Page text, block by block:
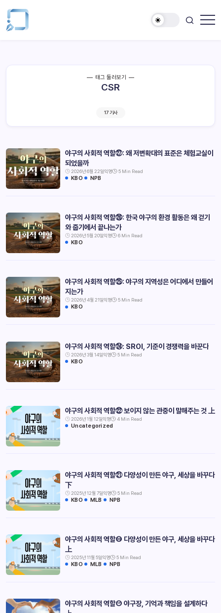
태그 둘러보기
CSR
17 기사
야구의 사회적 역할㉗: 왜 저변확대의 표준은 체험교실이
되었을까
2026년 6월 22일익명 5 Min Read
KBO NPB
야구의 사회적 역할㉖: 한국 야구의 환경 활동은 왜 걷기
와 줍기에서 끝나는가
2026년 5월 20일익명 6 Min Read
KBO
야구의 사회적 역할㉕: 야구의 지역성은 어디에서 만들어
지는가
2026년 4월 21일익명 5 Min Read
KBO
야구의 사회적 역할㉔: SROI, 기준이 경쟁력을 바꾼다
2026년 3월 14일익명 5 Min Read
KBO
야구의 사회적 역할㉒ 보이지 않는 관중이 말해주는 것 上
2026년 1월 12일익명 4 Min Read
Uncategorized
야구의 사회적 역할㉑ 다양성이 만든 야구, 세상을 바꾸다
下
2025년 12월 7일익명 5 Min Read
KBO MLB NPB
야구의 사회적 역할⑳ 다양성이 만든 야구, 세상을 바꾸다
上
2025년 11월 5일익명 5 Min Read
KBO MLB NPB
야구의 사회적 역할⑰ 야구장, 기억과 책임을 설계하다